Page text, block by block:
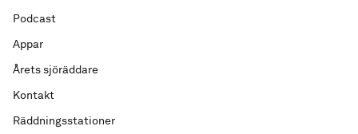
Podcast
Appar
Årets sjöräddare
Kontakt
Räddningsstationer